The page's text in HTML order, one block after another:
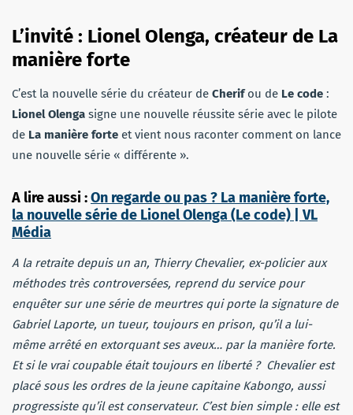
L’invité : Lionel Olenga, créateur de La
manière forte
C’est la nouvelle série du créateur de Cherifou de Le code :
Lionel Olenga signe une nouvelle réussite série avec le pilote
de La manière forte et vient nous raconter comment on lance
une nouvelle série « différente ».
A lire aussi :On regarde ou pas ? La manière forte,
la nouvelle série de Lionel Olenga (Le code) | VL
Média
A la retraite depuis un an, Thierry Chevalier, ex-policier aux
méthodes très controversées, reprend du service pour
enquêter sur une série de meurtres qui porte la signature de
Gabriel Laporte, un tueur, toujours en prison, qu’il a lui-
même arrêté en extorquant ses aveux… par la manière forte.
Et si le vrai coupable était toujours en liberté ? Chevalier est
placé sous les ordres de la jeune capitaine Kabongo, aussi
progressiste qu’il est conservateur. C’est bien simple : elle est